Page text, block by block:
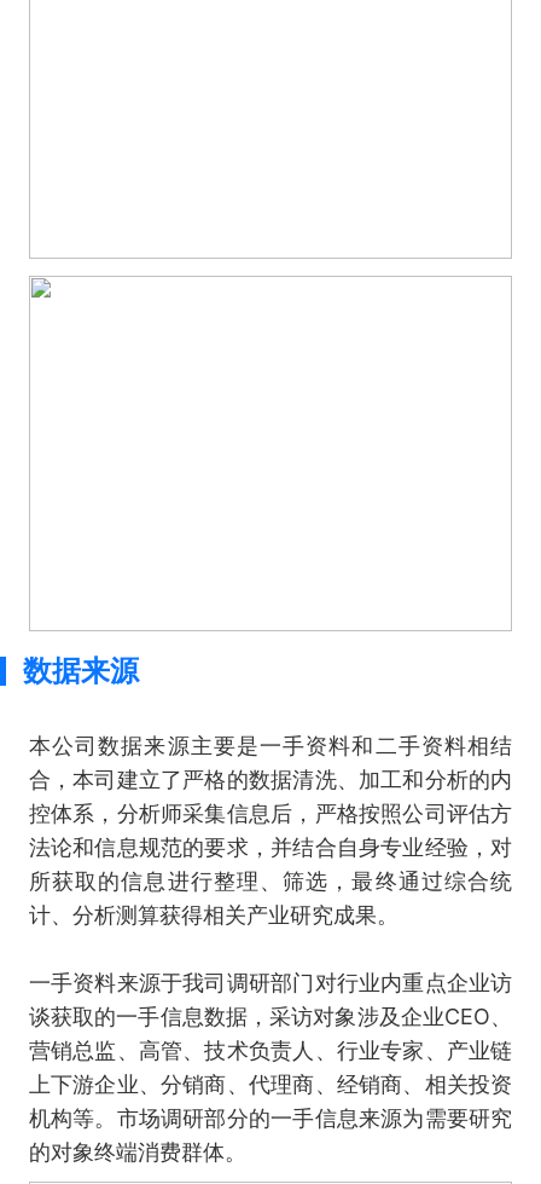
数据来源
本公司数据来源主要是一手资料和二手资料相结
合，本司建立了严格的数据清洗、加工和分析的内
控体系，分析师采集信息后，严格按照公司评估方
法论和信息规范的要求，并结合自身专业经验，对
所获取的信息进行整理、筛选，最终通过综合统
计、分析测算获得相关产业研究成果。
一手资料来源于我司调研部门对行业内重点企业访
谈获取的一手信息数据，采访对象涉及企业CEO、
营销总监、高管、技术负责人、行业专家、产业链
上下游企业、分销商、代理商、经销商、相关投资
机构等。市场调研部分的一手信息来源为需要研究
的对象终端消费群体。